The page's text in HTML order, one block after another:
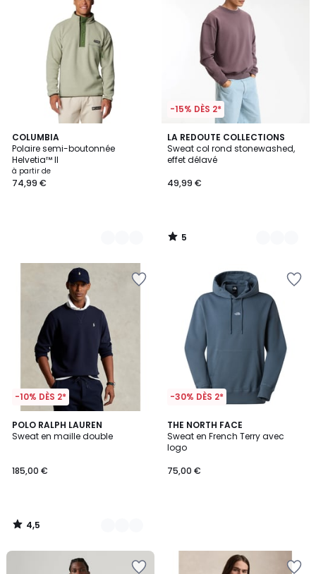
COLUMBIA
Polaire semi-boutonnée
Helvetia™ II
à partir de
74,99 €
4
Couleurs
-15% DÈS 2*
LA REDOUTE COLLECTIONS
Sweat col rond stonewashed,
effet délavé
49,99 €
5
/
5
2
Couleurs
5
/
-10% DÈS 2*
POLO RALPH LAUREN
Sweat en maille double
185,00 €
4,5
/ 5
2
Couleurs
4,5
/
-30% DÈS 2*
THE NORTH FACE
Sweat en French Terry avec
logo
75,00 €